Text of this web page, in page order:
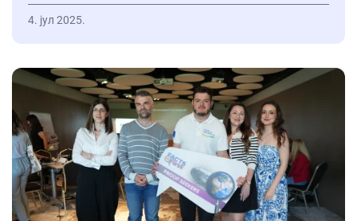
4. јул 2025.